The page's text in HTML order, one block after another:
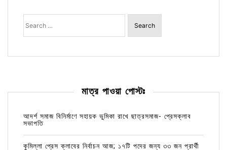
Search
for:
মাত্র পাওয়া পোস্টঃ
আদর্শ সমাজ বিনির্মাণে সহায়ক ভুমিকা রাখে ছাত্রসমাজ- প্রেসক্লাব
সভাপতি
কুমিল্লা প্রেস ক্লাবের নির্বাচন আজ; ১৭টি পদের জন্য ৩৩ জন প্রার্থী